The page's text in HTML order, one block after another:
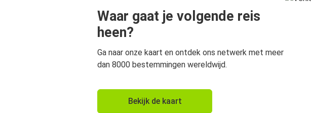
Waar gaat je volgende reis
heen?
Ga naar onze kaart en ontdek ons netwerk met meer
dan 8000 bestemmingen wereldwijd.
Bekijk de kaart